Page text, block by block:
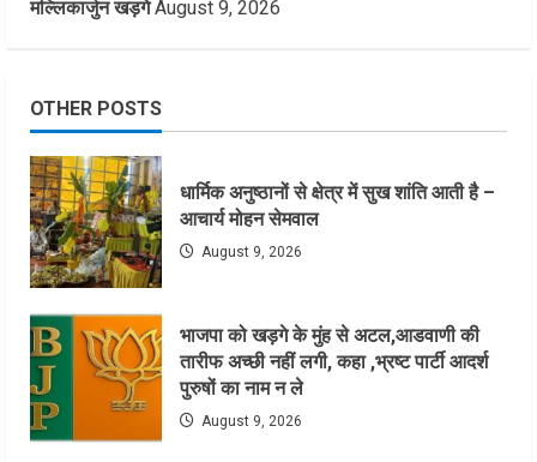
मल्लिकार्जुन खड़गे August 9, 2026
OTHER POSTS
धार्मिक अनुष्ठानों से क्षेत्र में सुख शांति आती है –
आचार्य मोहन सेमवाल
August 9, 2026
भाजपा को खड़गे के मुंह से अटल,आडवाणी की
तारीफ अच्छी नहीं लगी, कहा ,भ्रष्ट पार्टी आदर्श
पुरुषों का नाम न ले
August 9, 2026